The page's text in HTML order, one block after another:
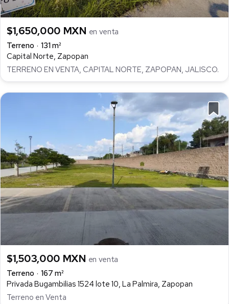
$1,650,000 MXN en venta
Terreno
131 m²
Capital Norte, Zapopan
TERRENO EN VENTA, CAPITAL NORTE, ZAPOPAN, JALISCO.
$1,503,000 MXN en venta
Terreno
167 m²
Privada Bugambilias 1524 lote 10, La Palmira, Zapopan
Terreno en Venta